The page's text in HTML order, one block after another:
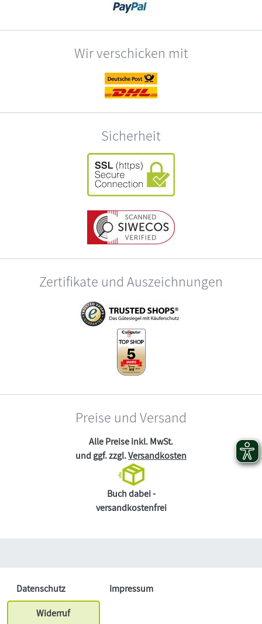
Wir verschicken mit
Sicherheit
Zertifikate und Auszeichnungen
Preise und Versand
Alle Preise inkl. MwSt.
und ggf. zzgl.Versandkosten
Buch dabei -
versandkostenfrei
Datenschutz
Impressum
Widerruf